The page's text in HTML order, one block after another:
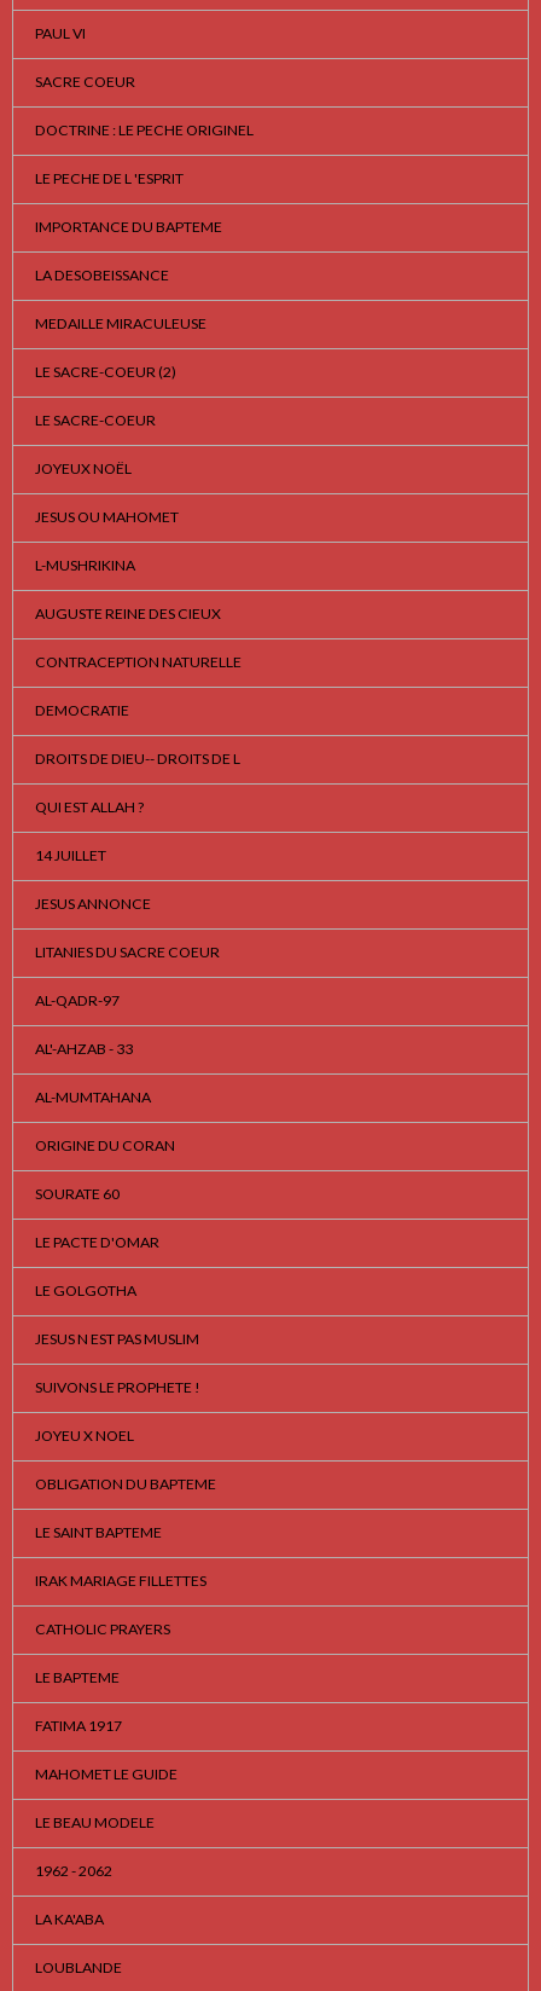
PAUL VI
SACRE COEUR
DOCTRINE : LE PECHE ORIGINEL
LE PECHE DE L 'ESPRIT
IMPORTANCE DU BAPTEME
LA DESOBEISSANCE
MEDAILLE MIRACULEUSE
LE SACRE-COEUR (2)
LE SACRE-COEUR
JOYEUX NOËL
JESUS OU MAHOMET
L-MUSHRIKINA
AUGUSTE REINE DES CIEUX
CONTRACEPTION NATURELLE
DEMOCRATIE
DROITS DE DIEU-- DROITS DE L
QUI EST ALLAH ?
14 JUILLET
JESUS ANNONCE
LITANIES DU SACRE COEUR
AL-QADR-97
AL'-AHZAB - 33
AL-MUMTAHANA
ORIGINE DU CORAN
SOURATE 60
LE PACTE D'OMAR
LE GOLGOTHA
JESUS N EST PAS MUSLIM
SUIVONS LE PROPHETE !
JOYEU X NOEL
OBLIGATION DU BAPTEME
LE SAINT BAPTEME
IRAK MARIAGE FILLETTES
CATHOLIC PRAYERS
LE BAPTEME
FATIMA 1917
MAHOMET LE GUIDE
LE BEAU MODELE
1962 - 2062
LA KA'ABA
LOUBLANDE